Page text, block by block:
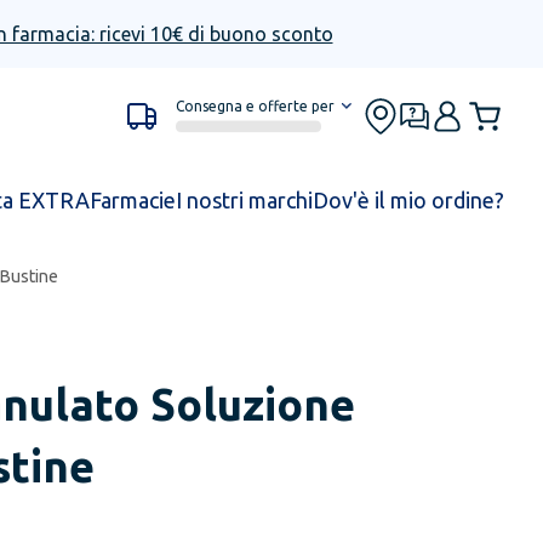
farmacia: ricevi 10€ di buono sconto
Consegna e offerte per
EXTRAFarmacieI nostri marchiDov'è il mio ordine?
Soluzione